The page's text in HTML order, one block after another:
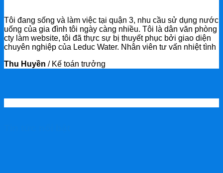
Tôi đang sống và làm việc tại quận 3, nhu cầu sử dụng nước
uống của gia đình tôi ngày càng nhiều. Tôi là dân văn phòng
cty làm website, tôi đã thực sự bị thuyết phục bởi giao diện
chuyên nghiệp của Leduc Water. Nhân viên tư vấn nhiệt tình
Thu Huyền / Kế toán trưởng